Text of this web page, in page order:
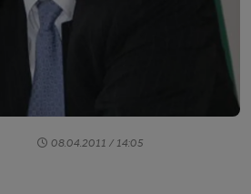
08.04.2011 / 14:05